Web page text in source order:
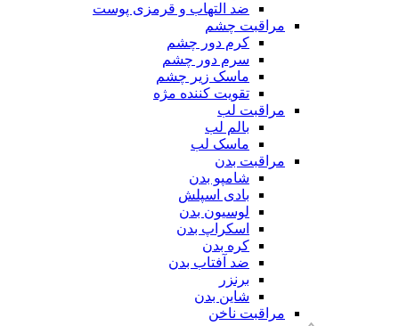
ضد التهاب و قرمزی پوست
مراقبت چشم
کرم دور چشم
سرم دور چشم
ماسک زیر چشم
تقویت کننده مژه
مراقبت لب
بالم لب
ماسک لب
مراقبت بدن
شامپو بدن
بادی اسپلش
لوسیون بدن
اسکراپ بدن
کره بدن
ضد آفتاب بدن
برنزر
شاین بدن
مراقبت ناخن